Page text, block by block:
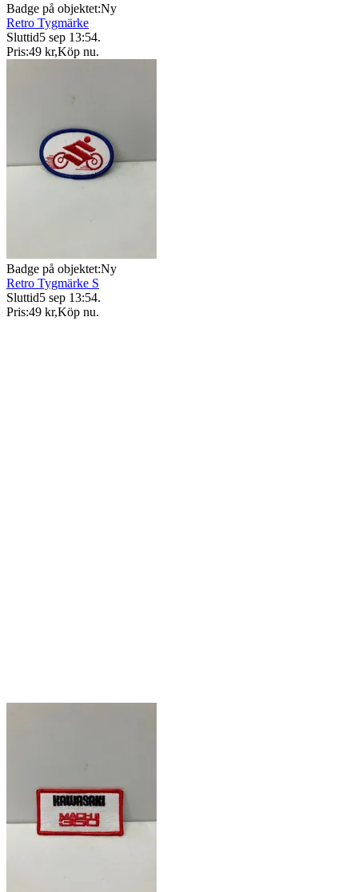
Badge på objektet:Ny
Retro Tygmärke
Sluttid5 sep 13:54.
Pris:49 kr,Köp nu.
Badge på objektet:Ny
Retro Tygmärke S
Sluttid5 sep 13:54.
Pris:49 kr,Köp nu.